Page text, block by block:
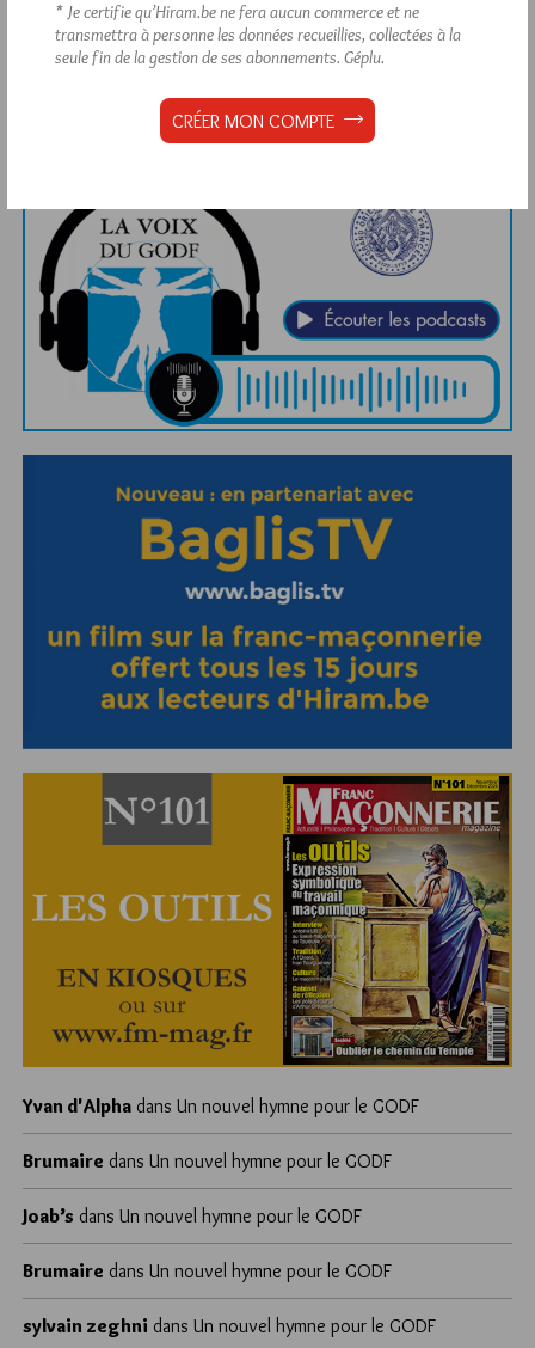
Abonnement aux Newsletters - RSS
Yvan d'Alpha dans Un nouvel hymne pour le GODF
Brumaire dans Un nouvel hymne pour le GODF
Joab’s dans Un nouvel hymne pour le GODF
Brumaire dans Un nouvel hymne pour le GODF
sylvain zeghni dans Un nouvel hymne pour le GODF
* Je certifie qu’Hiram.be ne fera aucun commerce et ne
transmettra à personne les données recueillies, collectées à la
seule fin de la gestion de ses abonnements. Géplu.
CRÉER MON COMPTE